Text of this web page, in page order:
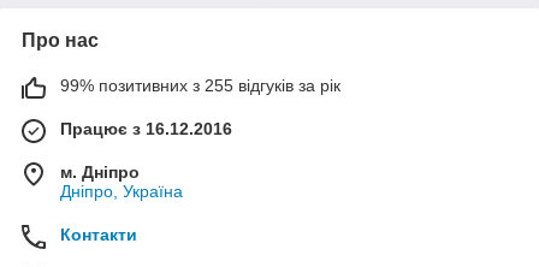
Про нас
99% позитивних з 255 відгуків за рік
Працює з 16.12.2016
м. Дніпро
Дніпро, Україна
Контакти